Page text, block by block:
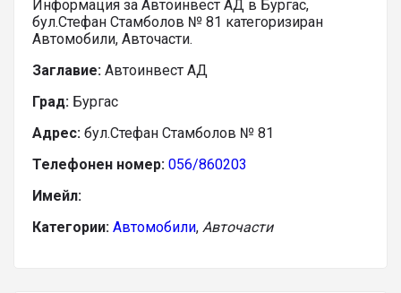
Информация за Автоинвест АД в Бургас,
бул.Стефан Стамболов № 81 категоризиран
Автомобили, Авточасти.
Заглавие: Автоинвест АД
Град: Бургас
Адрес: бул.Стефан Стамболов № 81
Телефонен номер: 056/860203
Имейл:
Категории: Автомобили, Авточасти